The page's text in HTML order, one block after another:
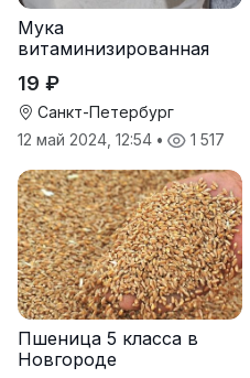
Мука
витаминизированная
19 ₽
Санкт-Петербург
12 май 2024, 12:54 • 1 517
Пшеница 5 класса в
Новгороде